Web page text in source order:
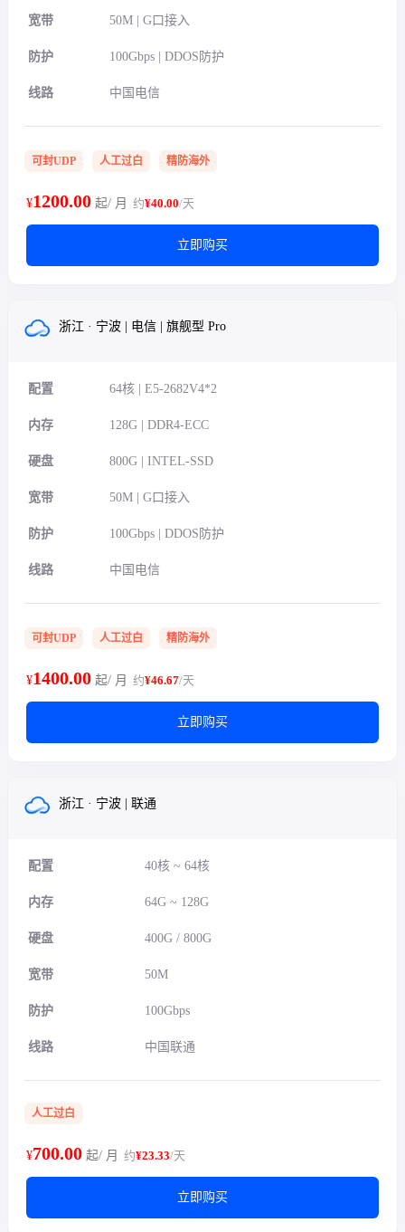
宽带 50M | G口接入
防护 100Gbps | DDOS防护
线路 中国电信
可封UDP 人工过白 精防海外
¥1200.00 起/ 月 约¥40.00/天
立即购买
浙江 · 宁波 | 电信 | 旗舰型 Pro
配置 64核 | E5-2682V4*2
内存 128G | DDR4-ECC
硬盘 800G | INTEL-SSD
宽带 50M | G口接入
防护 100Gbps | DDOS防护
线路 中国电信
可封UDP 人工过白 精防海外
¥1400.00 起/ 月 约¥46.67/天
立即购买
浙江 · 宁波 | 联通
配置 40核 ~ 64核
内存 64G ~ 128G
硬盘 400G / 800G
宽带 50M
防护 100Gbps
线路 中国联通
人工过白
¥700.00 起/ 月 约¥23.33/天
立即购买